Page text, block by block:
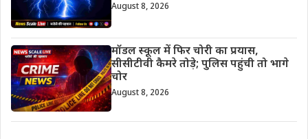
August 8, 2026
मॉडल स्कूल में फिर चोरी का प्रयास,
सीसीटीवी कैमरे तोड़े; पुलिस पहुंची तो भागे
चोर
August 8, 2026